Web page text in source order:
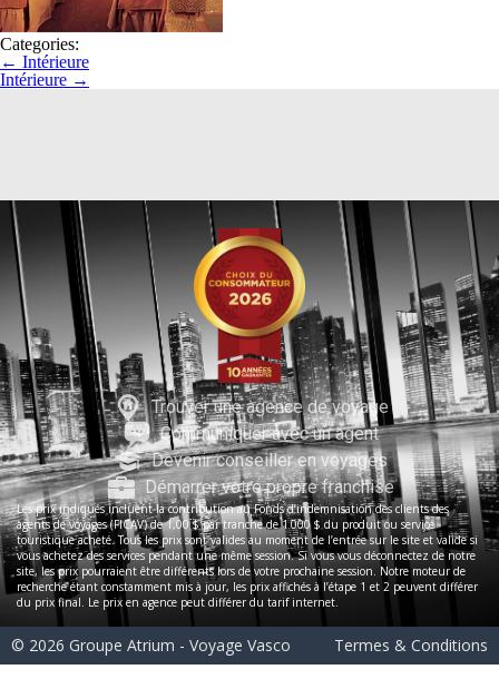
Categories:
← Intérieure
Intérieure →
Trouver une agence de voyage
Communiquer avec un agent
Devenir conseiller en voyages
Démarrer votre propre franchise
Les prix indiqués incluent la contribution au Fonds d’indemnisation des clients des
agents de voyages (FICAV) de 1,00 $ par tranche de 1 000 $ du produit ou service
touristique acheté. Tous les prix sont valides au moment de l’entrée sur le site et valide si
vous achetez des services pendant une même session. Si vous vous déconnectez de notre
site, les prix pourraient être différents lors de votre prochaine session. Notre moteur de
recherche étant constamment mis à jour, les prix affichés à l’étape 1 et 2 peuvent différer
du prix final. Le prix en agence peut différer du tarif internet.
© 2026 Groupe Atrium - Voyage Vasco Termes & Conditions